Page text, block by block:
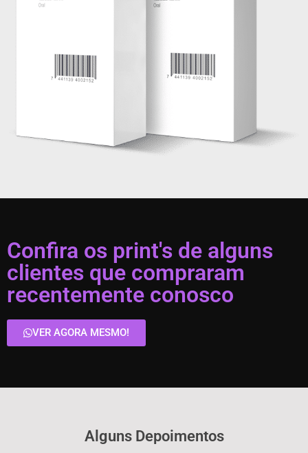
Confira os print's de alguns
clientes que compraram
recentemente conosco
VER AGORA MESMO!
Alguns Depoimentos